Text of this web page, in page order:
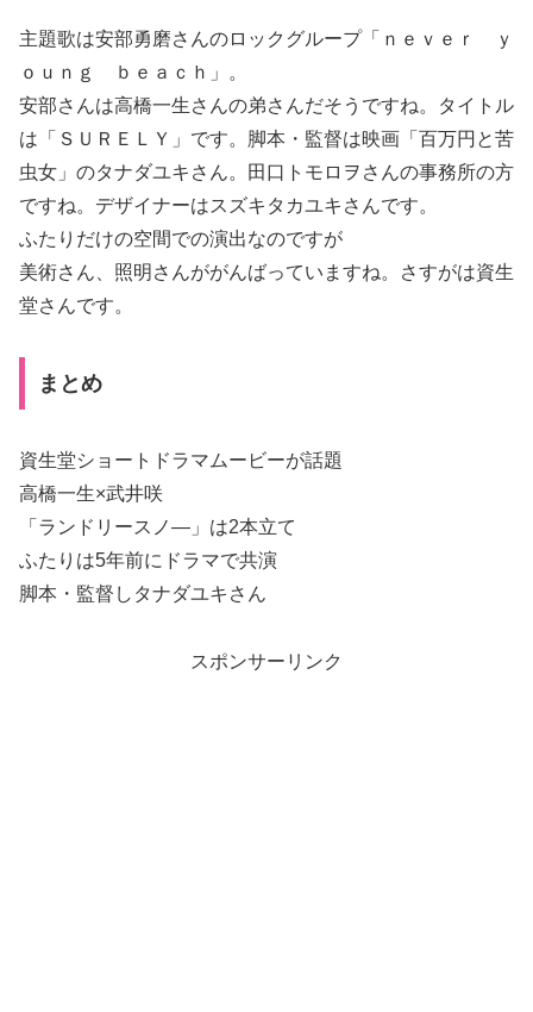
主題歌は安部勇磨さんのロックグループ「ｎｅｖｅｒ ｙ
ｏｕｎｇ ｂｅａｃｈ」。
安部さんは高橋一生さんの弟さんだそうですね。タイトル
は「ＳＵＲＥＬＹ」です。脚本・監督は映画「百万円と苦
虫女」のタナダユキさん。田口トモロヲさんの事務所の方
ですね。デザイナーはスズキタカユキさんです。
ふたりだけの空間での演出なのですが
美術さん、照明さんががんばっていますね。さすがは資生
堂さんです。
まとめ
資生堂ショートドラマムービーが話題
高橋一生×武井咲
「ランドリースノ―」は2本立て
ふたりは5年前にドラマで共演
脚本・監督しタナダユキさん
スポンサーリンク